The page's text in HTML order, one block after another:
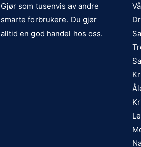
Gjør som tusenvis av andre
smarte forbrukere. Du gjør
alltid en god handel hos oss.